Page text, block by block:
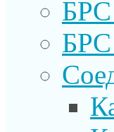
БРС
БРС